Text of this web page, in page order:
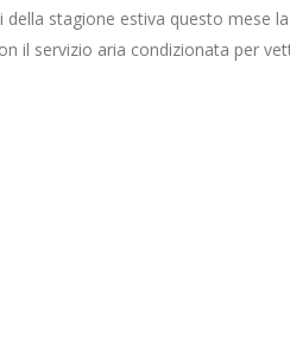
della stagione estiva questo mese
il servizio aria condizionata per